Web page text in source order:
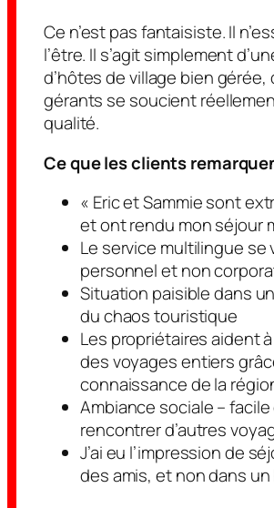
Ce n’est pas fantaisiste. Il
l’être. Il s’agit simplement
d’hôtes de village bien gérée,
gérants se soucient
qualité.
Ce que les clients
« Eric et Sammie sont
et ont rendu mon séjour
Le service multilingue se
personnel et non
Situation paisible dans
du chaos touristique
Les propriétaires aident
des voyages entiers
connaissance de la
Ambiance sociale – facile
rencontrer d’autres
J’ai eu l’impression de
des amis, et non dans un